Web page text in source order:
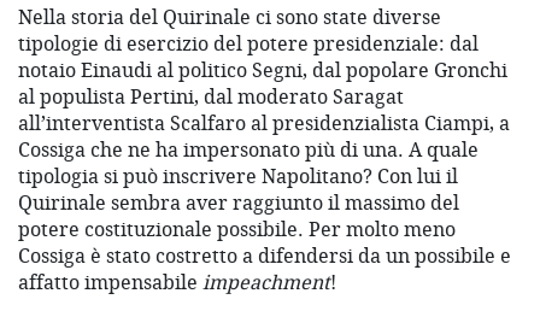
Nella storia del Quirinale ci sono state diverse
tipologie di esercizio del potere presidenziale: dal
notaio Einaudi al politico Segni, dal popolare Gronchi
al populista Pertini, dal moderato Saragat
all’interventista Scalfaro al presidenzialista Ciampi, a
Cossiga che ne ha impersonato più di una. A quale
tipologia si può inscrivere Napolitano? Con lui il
Quirinale sembra aver raggiunto il massimo del
potere costituzionale possibile. Per molto meno
Cossiga è stato costretto a difendersi da un possibile e
affatto impensabile impeachment!